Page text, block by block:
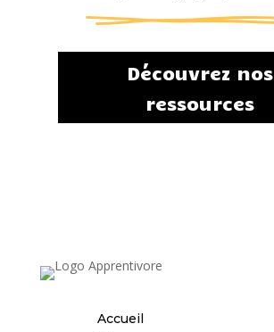
Découvrez nos
ressources
Accueil